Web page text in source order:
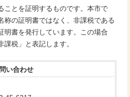
とを証明するものです。本市で
称の証明書ではなく、非課税である
明書を発行しています。この場合
税」と表記します。
い合わせ